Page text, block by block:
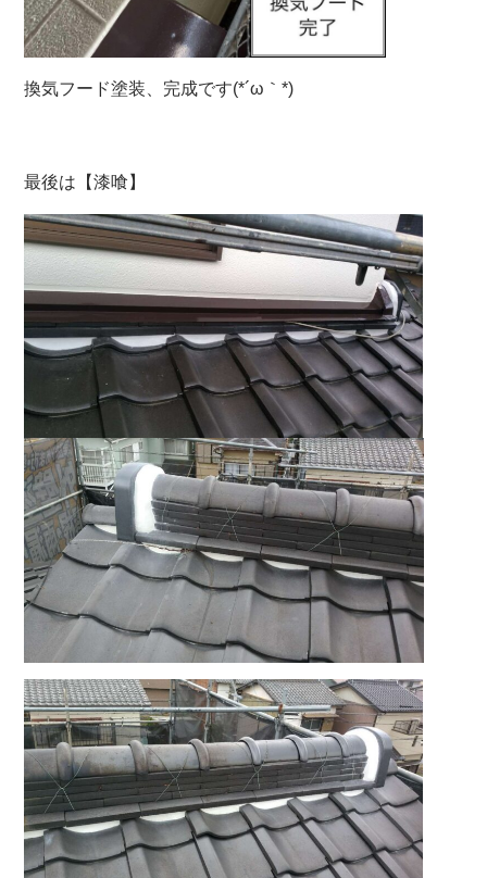
換気フード塗装、完成です(*´ω｀*)
最後は【漆喰】